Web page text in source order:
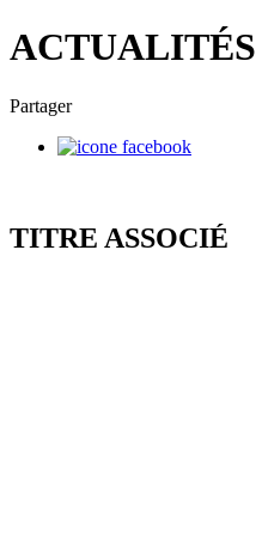
ACTUALITÉS
Partager
TITRE ASSOCIÉ